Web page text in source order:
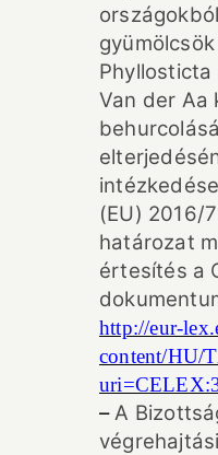
Van der Aa
(EU) 2016/
határozat
értesítés a
http://eur-
content/HU/
– A